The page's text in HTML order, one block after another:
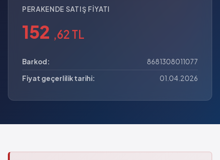
PERAKENDE SATIŞ FIYATI
152 ,62 TL
Barkod:
8681308011077
Fiyat geçerlilik tarihi:
01.04.2026